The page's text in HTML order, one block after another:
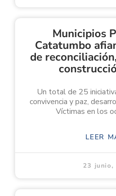
Municipios
Catatumbo
de
Un total de 25
convivencia y paz,
Víctimas en los
LEER
23 junio,